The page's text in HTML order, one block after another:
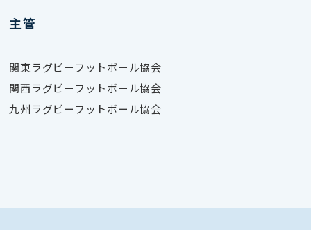
主管
関東ラグビーフットボール協会
関西ラグビーフットボール協会
九州ラグビーフットボール協会